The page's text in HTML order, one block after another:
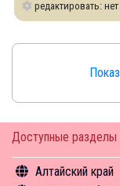
Доступные разделы
Алтайский край
редактировать: нет